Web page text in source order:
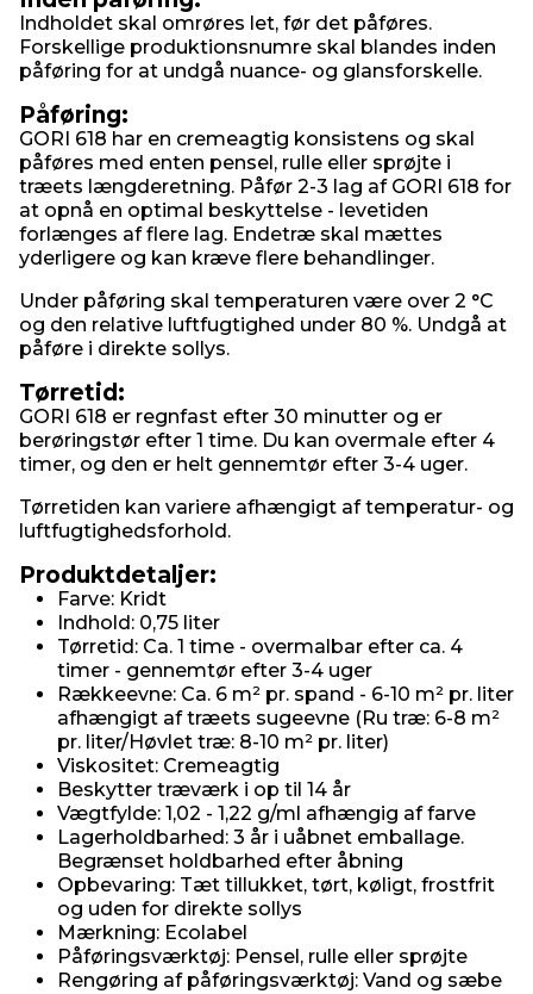
Indholdet skal omrøres let, før det påføres.
Forskellige produktionsnumre skal blandes inden
påføring for at undgå nuance- og glansforskelle.
Påføring:
GORI 618 har en cremeagtig konsistens og skal
påføres med enten pensel, rulle eller sprøjte i
træets længderetning. Påfør 2-3 lag af GORI 618 for
at opnå en optimal beskyttelse - levetiden
forlænges af flere lag. Endetræ skal mættes
yderligere og kan kræve flere behandlinger.
Under påføring skal temperaturen være over 2 °C
og den relative luftfugtighed under 80 %. Undgå at
påføre i direkte sollys.
Tørretid:
GORI 618 er regnfast efter 30 minutter og er
berøringstør efter 1 time. Du kan overmale efter 4
timer, og den er helt gennemtør efter 3-4 uger.
Tørretiden kan variere afhængigt af temperatur- og
luftfugtighedsforhold.
Produktdetaljer:
Farve: Kridt
Indhold: 0,75 liter
Tørretid: Ca. 1 time - overmalbar efter ca. 4
timer - gennemtør efter 3-4 uger
Rækkeevne: Ca. 6 m² pr. spand - 6-10 m² pr. liter
afhængigt af træets sugeevne (Ru træ: 6-8 m²
pr. liter/Høvlet træ: 8-10 m² pr. liter)
Viskositet: Cremeagtig
Beskytter træværk i op til 14 år
Vægtfylde: 1,02 - 1,22 g/ml afhængig af farve
Lagerholdbarhed: 3 år i uåbnet emballage.
Begrænset holdbarhed efter åbning
Opbevaring: Tæt tillukket, tørt, køligt, frostfrit
og uden for direkte sollys
Mærkning: Ecolabel
Påføringsværktøj: Pensel, rulle eller sprøjte
Rengøring af påføringsværktøj: Vand og sæbe